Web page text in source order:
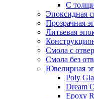
С
Эпоксидная
Прозрачная
Литьевая
Смола с
Смола без
Ювелирная
Poly
Dream
Epoxy